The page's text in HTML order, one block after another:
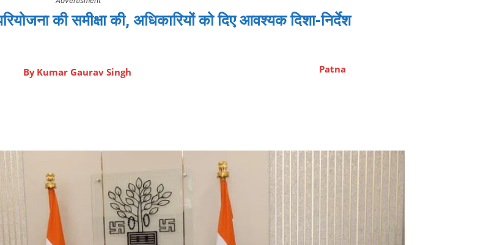
की समीक्षा की, अधिकारियों को दिए आवश्यक दिशा-निर्देश
By Kumar Gaurav Singh Patna